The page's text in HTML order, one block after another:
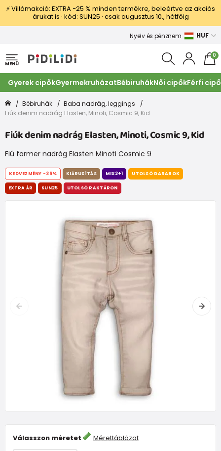
⚡ Villámakció: EXTRA −25 % minden termékre, beleértve az akciós
árukat is · kód: SUN25 · csak augusztus 10., hétfőig
Nyelv és pénznem HUF
MENÜ
0
Gyerek cipőkGyermekruházatBébiruhákNői cipőkFérfi
Bébiruhák
Baba nadrág, leggings
Fiúk denim nadrág Elasten, Minoti, Cosmic 9, Kid
Fiúk denim nadrág Elasten, Minoti, Cosmic 9, Kid
Fiú farmer nadrág Elasten Minoti Cosmic 9
Válasszon méretet Mérettáblázat
KEDVEZMÉNY -36% KIÁRUSÍTÁS MIX2+1 UTOLSÓ DARABOK
EXTRA ÁR SUN25 UTOLSÓ RAKTÁRON